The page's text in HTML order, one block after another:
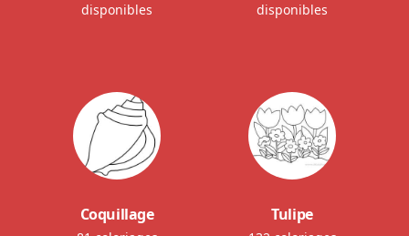
disponibles
disponibles
Coquillage Tulipe